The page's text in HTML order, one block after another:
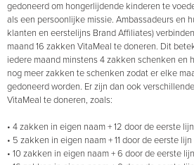
gedoneerd om hongerlijdende kinderen te
als een persoonlijke missie. Ambassadeurs en
klanten en eerstelijns Brand Affiliates)
maand 16 zakken VitaMeal te doneren. Dit
iedere maand minstens 4 zakken schenken en
nog meer zakken te schenken zodat er elke
gedoneerd worden. Er zijn dan ook
VitaMeal te doneren, zoals:
• 4 zakken in eigen naam + 12 door de eerste lijn
• 5 zakken in eigen naam + 11 door de eerste lijn
• 10 zakken in eigen naam + 6 door de eerste lijn